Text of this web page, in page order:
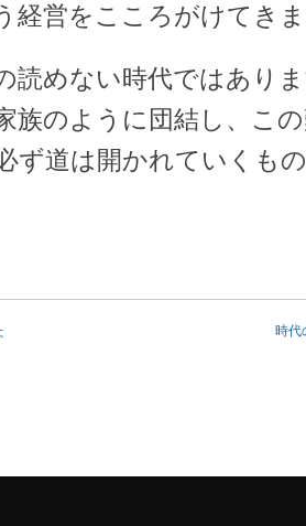
経営をこころがけてき
読めない時代ではあり
族のように団結し、こ
ず道は開かれていくも
時代